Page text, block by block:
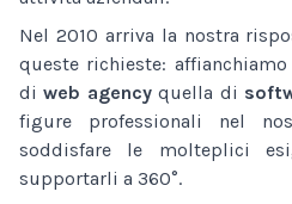
Nel 2010 arriva la nostra
queste richieste:
diweb agencyquella di
figure professionali nel
soddisfare le molteplici
supportarli a 360°.